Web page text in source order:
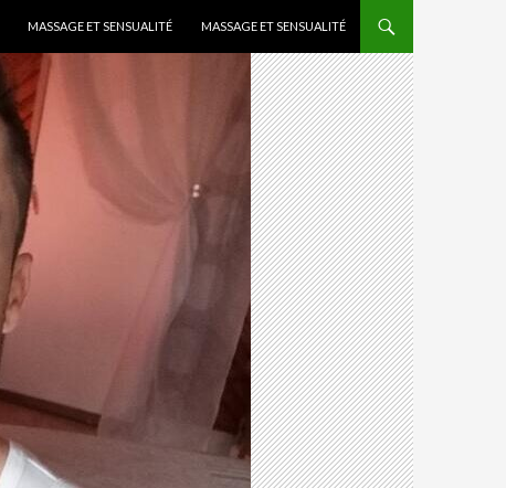
MASSAGE ET SENSUALITÉ MASSAGE ET SENSUALITÉ